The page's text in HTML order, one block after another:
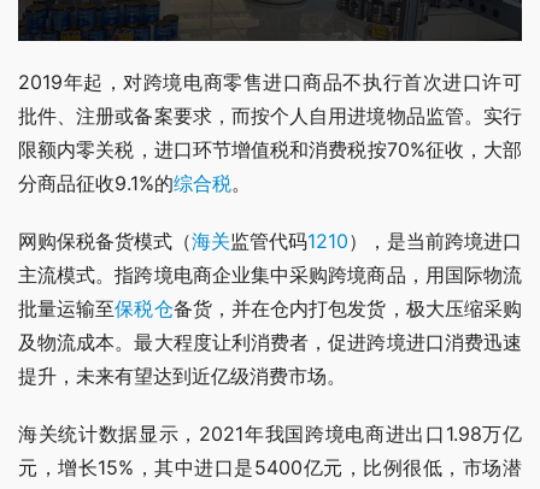
2019年起，对跨境电商零售进口商品不执行首次进口许可
批件、注册或备案要求，而按个人自用进境物品监管。实行
限额内零关税，进口环节增值税和消费税按70%征收，大部
分商品征收9.1%的综合税。
网购保税备货模式（海关监管代码1210），是当前跨境进口
主流模式。指跨境电商企业集中采购跨境商品，用国际物流
批量运输至保税仓备货，并在仓内打包发货，极大压缩采购
及物流成本。最大程度让利消费者，促进跨境进口消费迅速
提升，未来有望达到近亿级消费市场。
海关统计数据显示，2021年我国跨境电商进出口1.98万亿
元，增长15%，其中进口是5400亿元，比例很低，市场潜